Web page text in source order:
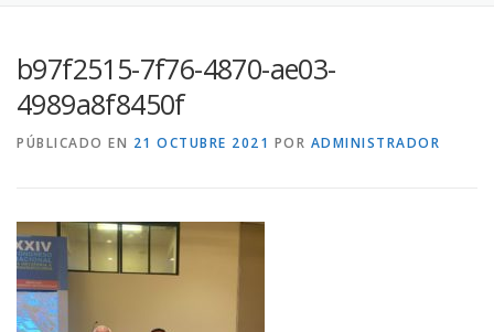
INICIAR SESIÓN
b97f2515-7f76-4870-ae03-
4989a8f8450f
PÚBLICADO EN 21 OCTUBRE 2021 POR ADMINISTRADOR